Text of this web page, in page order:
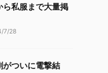
ら私服まで大量掲
7/28
がついに電撃結